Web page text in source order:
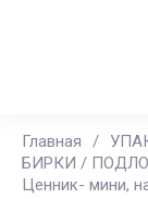
Главная /
БИРКИ /
Ценник- мини,